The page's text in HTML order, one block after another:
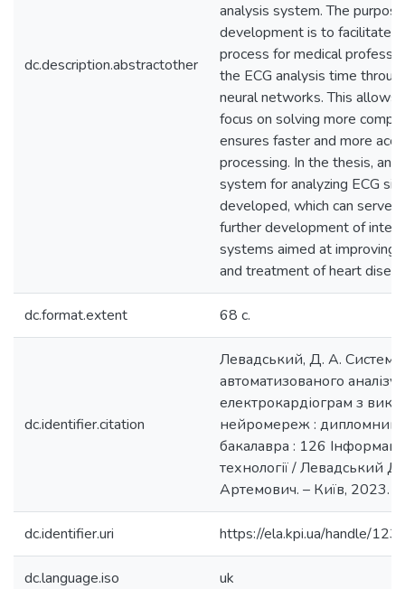
dc.description.abstractother
analysis system. The
development is to facilitate
process for medical
the ECG analysis time
neural networks. This allows
focus on solving more
ensures faster and more
processing. In the thesis, an
system for analyzing ECG
developed, which can serve
further development of
systems aimed at improving
and treatment of heart
dc.format.extent 68 с.
dc.identifier.citation
Левадський, Д. А. Система
автоматизованого аналізу
електрокардіограм з
нейромереж : дипломний
бакалавра : 126
технології / Левадський
Артемович. – Київ, 2023. –
dc.identifier.uri https://ela.kpi.ua/handle/
dc.language.iso uk